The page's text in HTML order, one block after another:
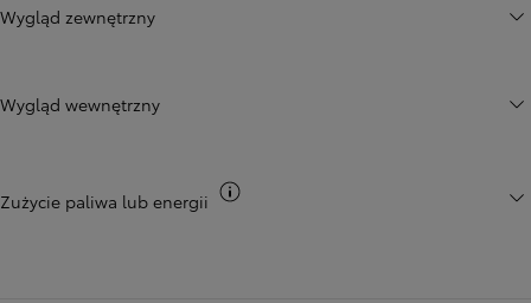
Wygląd zewnętrzny
Wygląd wewnętrzny
Zużycie paliwa lub energii